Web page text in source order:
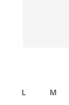
L
M